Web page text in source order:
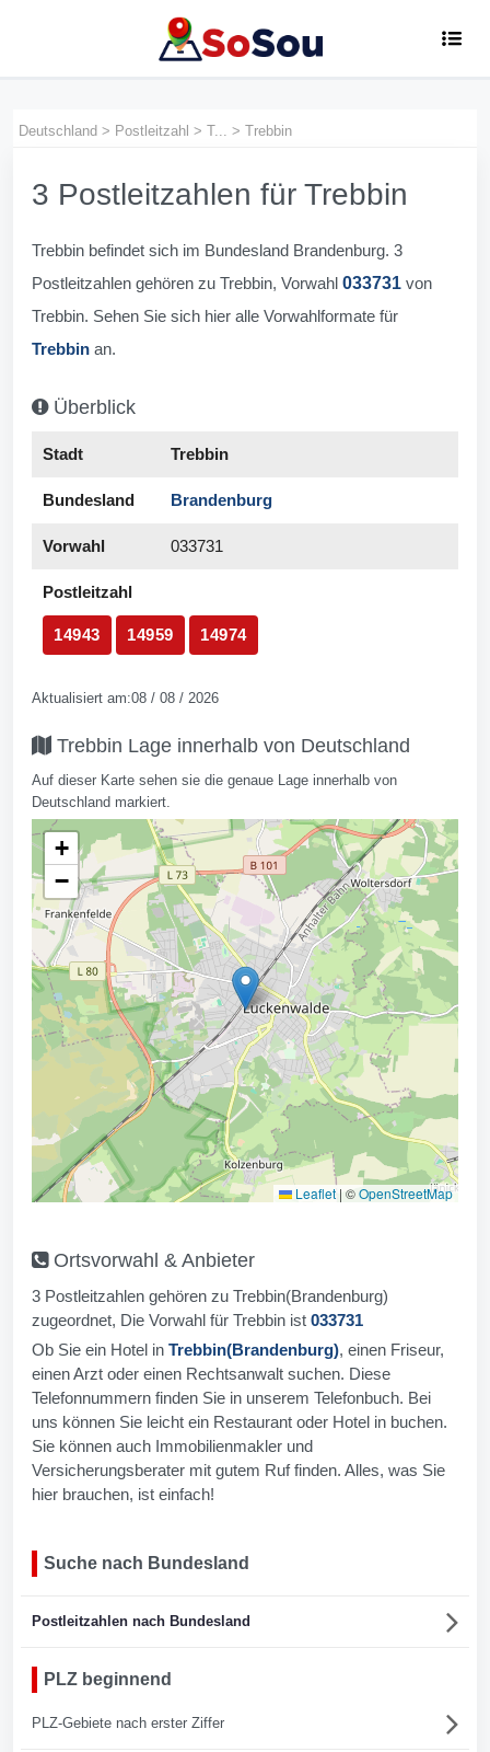
Deutschland > Postleitzahl > T... > Trebbin
3 Postleitzahlen für Trebbin
Trebbin befindet sich im Bundesland Brandenburg. 3
Postleitzahlen gehören zu Trebbin, Vorwahl 033731 von
Trebbin. Sehen Sie sich hier alle Vorwahlformate für
Trebbin an.
Überblick
Stadt Trebbin
Bundesland Brandenburg
Vorwahl 033731
Postleitzahl
14943 14959 14974
Aktualisiert am:08 / 08 / 2026
Trebbin Lage innerhalb von Deutschland
Auf dieser Karte sehen sie die genaue Lage innerhalb von
Deutschland markiert.
+
−
Leaflet | ©OpenStreetMap
Ortsvorwahl & Anbieter
3 Postleitzahlen gehören zu Trebbin(Brandenburg)
zugeordnet, Die Vorwahl für Trebbin ist 033731
Ob Sie ein Hotel in Trebbin(Brandenburg), einen Friseur,
einen Arzt oder einen Rechtsanwalt suchen. Diese
Telefonnummern finden Sie in unserem Telefonbuch. Bei
uns können Sie leicht ein Restaurant oder Hotel in buchen.
Sie können auch Immobilienmakler und
Versicherungsberater mit gutem Ruf finden. Alles, was Sie
hier brauchen, ist einfach!
Suche nach Bundesland
Postleitzahlen nach Bundesland
PLZ beginnend
PLZ-Gebiete nach erster Ziffer